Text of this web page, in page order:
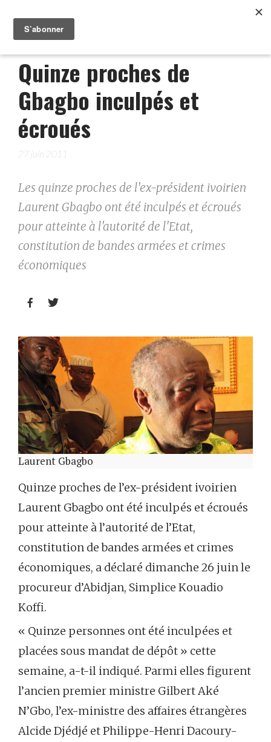
Quinze proches de
Gbagbo inculpés et
écroués
27 juin 2011
Les quinze proches de l'ex-président ivoirien
Laurent Gbagbo ont été inculpés et écroués
pour atteinte à l'autorité de l'Etat,
constitution de bandes armées et crimes
économiques
 
Laurent Gbagbo
Quinze proches de l’ex-président ivoirien
Laurent Gbagbo ont été inculpés et écroués
pour atteinte à l’autorité de l’Etat,
constitution de bandes armées et crimes
économiques, a déclaré dimanche 26 juin le
procureur d’Abidjan, Simplice Kouadio
Koffi.
« Quinze personnes ont été inculpées et
placées sous mandat de dépôt » cette
semaine, a-t-il indiqué. Parmi elles figurent
l’ancien premier ministre Gilbert Aké
N’Gbo, l’ex-ministre des affaires étrangères
Alcide Djédjé et Philippe-Henri Dacoury-